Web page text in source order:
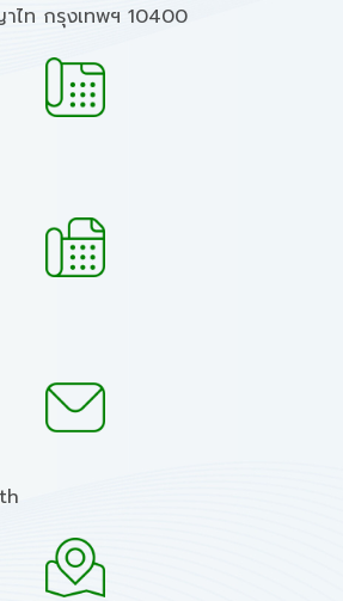
ไท กรุงเทพฯ 10400